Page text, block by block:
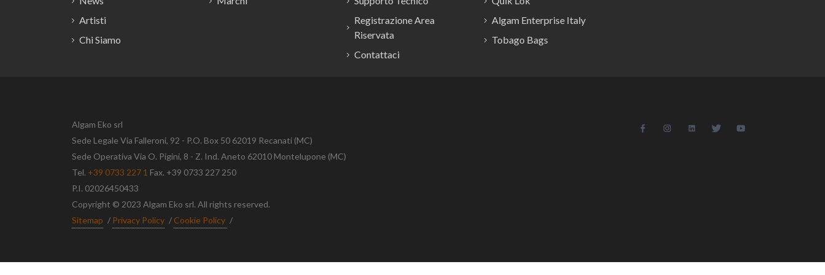
Artisti
Chi Siamo
Registrazione Area
Riservata
Contattaci
Algam Enterprise Italy
Tobago Bags
Algam Eko srl
Sede Legale Via Falleroni, 92 - P.O. Box 50 62019 Recanati (MC)
Sede Operativa Via O. Pigini, 8 - Z. Ind. Aneto 62010 Montelupone (MC)
Tel. +39 0733 227 1 Fax. +39 0733 227 250
P.I. 02026450433
Copyright © 2023 Algam Eko srl. All rights reserved.
Sitemap / Privacy Policy / Cookie Policy /